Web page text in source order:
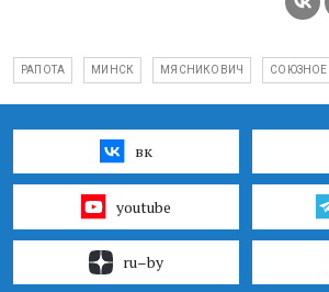
РАПОТА МИНСК МЯСНИКОВИЧ СОЮЗНОЕ
вк
youtube
ru–by